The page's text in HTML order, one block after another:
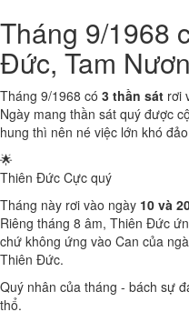
Tháng 9/1968
Đức, Tam
Tháng 9/1968 có 3 thần sát rơi
Ngày mang thần sát quý được
hung thì nên né việc lớn khó
🌟
Thiên Đức Cực quý
Tháng này rơi vào ngày 10 và
Riêng tháng 8 âm, Thiên Đức
chứ không ứng vào Can của
Thiên Đức.
Quý nhân của tháng - bách sự
thổ.